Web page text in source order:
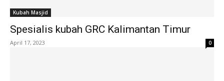
Kubah Masjid
Spesialis kubah GRC Kalimantan Timur
April 17, 2023 0